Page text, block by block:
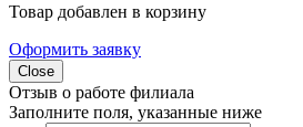
Товар добавлен в корзину
Оформить заявку
Close
Отзыв о работе филиала
Заполните поля, указанные ниже